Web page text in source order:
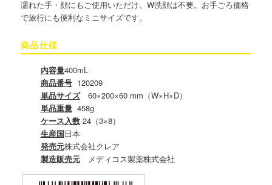
濡れた手・顔にもご使用いただけ、W洗顔は不要。お手ごろ価格
で旅行にも便利なミニサイズです。
商品仕様
内容量400mL
商品番号120209
単品サイズ60×200×60 mm（W×H×D）
単品重量458g
ケース入数24（3×8）
生産国日本
発売元株式会社クレア
製造販売元メディコス製薬株式会社